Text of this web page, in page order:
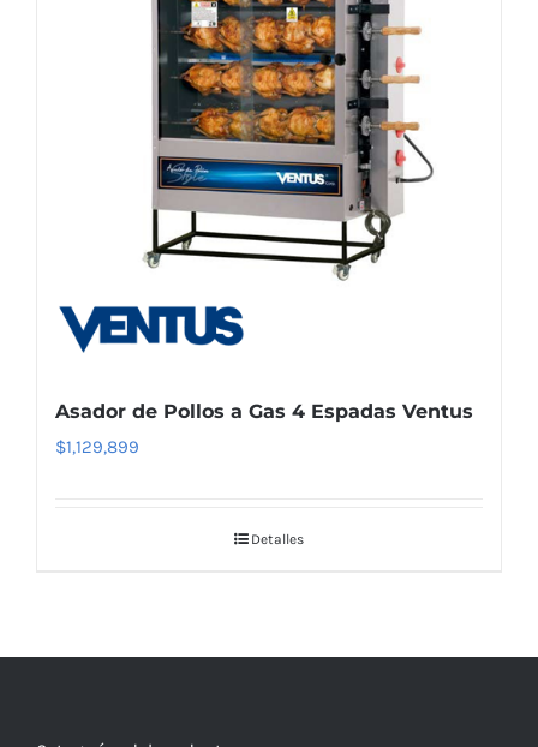
Asador de Pollos a Gas 4 Espadas Ventus
$1,129,899
Detalles